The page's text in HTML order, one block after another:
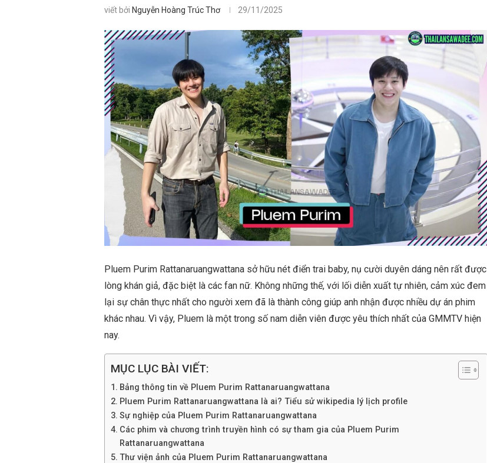
viết bởi Nguyễn Hoàng Trúc Thơ 29/11/2025
Pluem Purim Rattanaruangwattana sở hữu nét điển trai baby, nụ cười duyên dáng nên rất được
lòng khán giả, đặc biệt là các fan nữ. Không những thế, với lối diễn xuất tự nhiên, cảm xúc đem
lại sự chân thực nhất cho người xem đã là thành công giúp anh nhận được nhiều dự án phim
khác nhau. Vì vậy, Pluem là một trong số nam diễn viên được yêu thích nhất của GMMTV hiện
nay.
MỤC LỤC BÀI VIẾT:
Bảng thông tin về Pluem Purim Rattanaruangwattana
Pluem Purim Rattanaruangwattana là ai? Tiểu sử wikipedia lý lịch profile
Sự nghiệp của Pluem Purim Rattanaruangwattana
Các phim và chương trình truyền hình có sự tham gia của Pluem Purim
Rattanaruangwattana
Thư viện ảnh của Pluem Purim Rattanaruangwattana